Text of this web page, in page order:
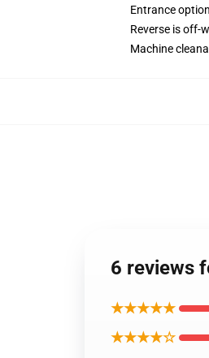
Entrance
Reverse is off-
Machine
6 reviews
★★★★★
★★★★☆